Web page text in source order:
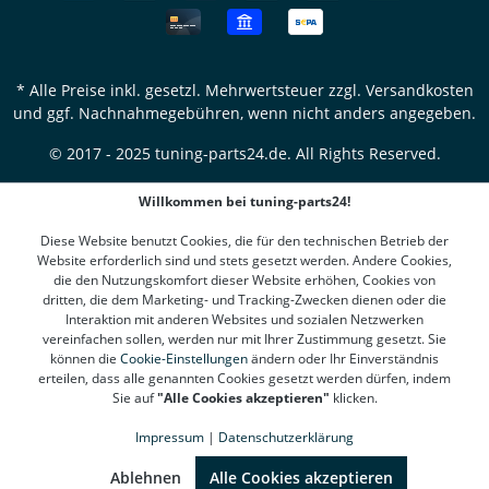
* Alle Preise inkl. gesetzl. Mehrwertsteuer zzgl. Versandkosten
und ggf. Nachnahmegebühren, wenn nicht anders angegeben.
© 2017 - 2025 tuning-parts24.de. All Rights Reserved.
Willkommen bei tuning-parts24!
Diese Website benutzt Cookies, die für den technischen Betrieb der
Website erforderlich sind und stets gesetzt werden. Andere Cookies,
die den Nutzungskomfort dieser Website erhöhen, Cookies von
dritten, die dem Marketing- und Tracking-Zwecken dienen oder die
Interaktion mit anderen Websites und sozialen Netzwerken
vereinfachen sollen, werden nur mit Ihrer Zustimmung gesetzt. Sie
können die Cookie-Einstellungenändern oder Ihr Einverständnis
erteilen, dass alle genannten Cookies gesetzt werden dürfen, indem
Sie auf"Alle Cookies akzeptieren" klicken.
Impressum | Datenschutzerklärung
Ablehnen Alle Cookies akzeptieren
(4.78 / 5)
1311 Bewertungen bei: google.de, shopvote.de ⓘ
Informationen zur Echtheit der Bewertungen